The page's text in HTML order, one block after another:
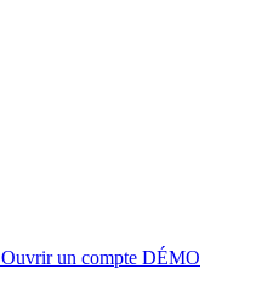
Ouvrir un compte DÉMO